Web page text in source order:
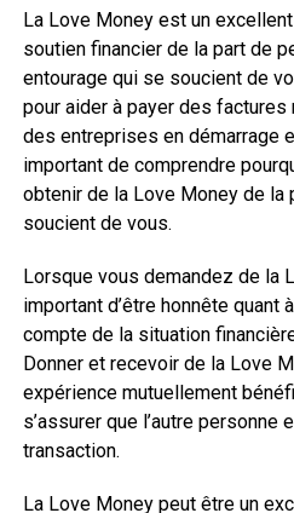
La Love Money est un excellent
soutien financier de la part de
entourage qui se soucient de
pour aider à payer des
des entreprises en démarrage
important de comprendre
obtenir de la Love Money de la
soucient de vous.
Lorsque vous demandez de la
important d’être honnête
compte de la situation
Donner et recevoir de la Love
expérience mutuellement
s’assurer que l’autre personne
transaction.
La Love Money peut être un